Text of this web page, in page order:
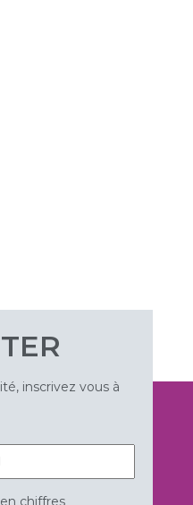
inscrivez vous à
chiffres